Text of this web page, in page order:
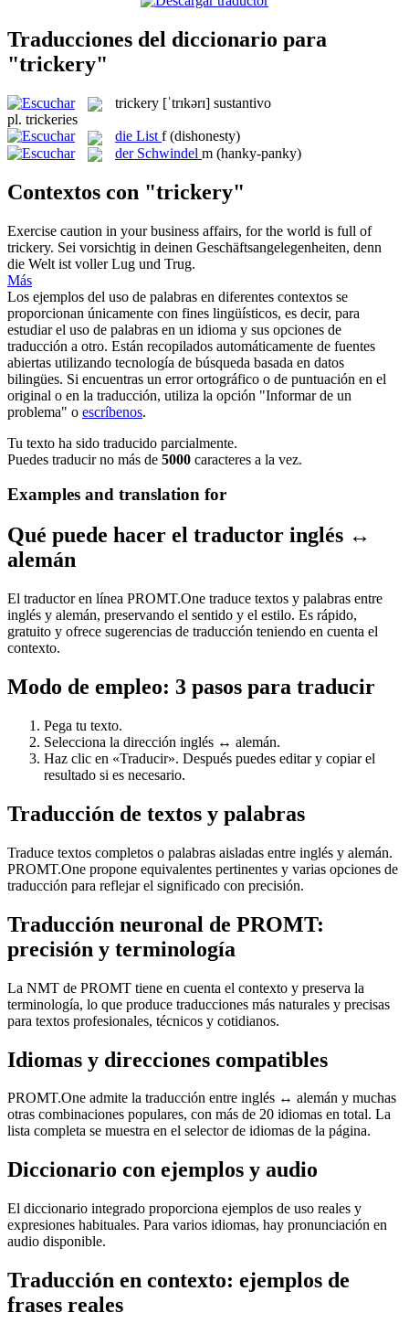
Traducciones del diccionario para
"trickery"
trickery [ˈtrɪkərɪ] sustantivo
pl. trickeries
die List f (dishonesty)
der Schwindel m (hanky-panky)
Contextos con "trickery"
Exercise caution in your business affairs, for the world is full of
trickery. Sei vorsichtig in deinen Geschäftsangelegenheiten, denn
die Welt ist voller Lug und Trug.
Más
Los ejemplos del uso de palabras en diferentes contextos se
proporcionan únicamente con fines lingüísticos, es decir, para
estudiar el uso de palabras en un idioma y sus opciones de
traducción a otro. Están recopilados automáticamente de fuentes
abiertas utilizando tecnología de búsqueda basada en datos
bilingües. Si encuentras un error ortográfico o de puntuación en el
original o en la traducción, utiliza la opción "Informar de un
problema" o escríbenos.
Tu texto ha sido traducido parcialmente.
Puedes traducir no más de 5000 caracteres a la vez.
Examples and translation for
Qué puede hacer el traductor inglés ↔
alemán
El traductor en línea PROMT.One traduce textos y palabras entre
inglés y alemán, preservando el sentido y el estilo. Es rápido,
gratuito y ofrece sugerencias de traducción teniendo en cuenta el
contexto.
Modo de empleo: 3 pasos para traducir
Pega tu texto.
Selecciona la dirección inglés ↔ alemán.
Haz clic en «Traducir». Después puedes editar y copiar el
resultado si es necesario.
Traducción de textos y palabras
Traduce textos completos o palabras aisladas entre inglés y alemán.
PROMT.One propone equivalentes pertinentes y varias opciones de
traducción para reflejar el significado con precisión.
Traducción neuronal de PROMT:
precisión y terminología
La NMT de PROMT tiene en cuenta el contexto y preserva la
terminología, lo que produce traducciones más naturales y precisas
para textos profesionales, técnicos y cotidianos.
Idiomas y direcciones compatibles
PROMT.One admite la traducción entre inglés ↔ alemán y muchas
otras combinaciones populares, con más de 20 idiomas en total. La
lista completa se muestra en el selector de idiomas de la página.
Diccionario con ejemplos y audio
El diccionario integrado proporciona ejemplos de uso reales y
expresiones habituales. Para varios idiomas, hay pronunciación en
audio disponible.
Traducción en contexto: ejemplos de
frases reales